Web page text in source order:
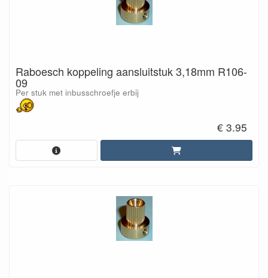
Raboesch koppeling aansluitstuk 3,18mm R106-
09
Per stuk met inbusschroefje erbij
€ 3.95